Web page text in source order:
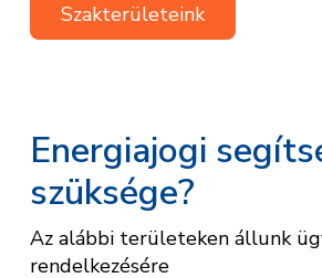
Szakterületeink
Energiajogi
szüksége?
Az alábbi területeken állunk
rendelkezésére